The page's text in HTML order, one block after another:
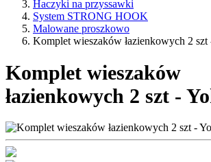
Haczyki na przyssawki
System STRONG HOOK
Malowane proszkowo
Komplet wieszaków łazienkowych 2 szt
Komplet wieszaków
łazienkowych 2 szt -